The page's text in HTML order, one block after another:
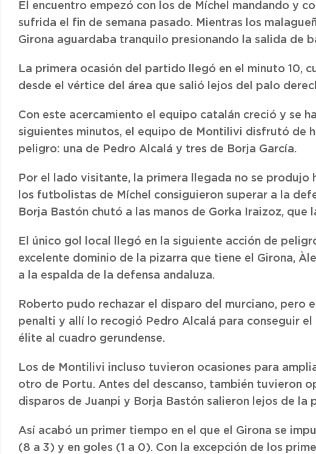
El encuentro empezó con los de Míchel mandando y
sufrida el fin de semana pasado. Mientras los
Girona aguardaba tranquilo presionando la salida de
La primera ocasión del partido llegó en el minuto 10,
desde el vértice del área que salió lejos del palo
Con este acercamiento el equipo catalán creció y se
siguientes minutos, el equipo de Montilivi disfrutó de
peligro: una de Pedro Alcalá y tres de Borja García.
Por el lado visitante, la primera llegada no se produjo
los futbolistas de Míchel consiguieron superar a la
Borja Bastón chutó a las manos de Gorka Iraizoz, que
El único gol local llegó en la siguiente acción de
excelente dominio de la pizarra que tiene el Girona,
a la espalda de la defensa andaluza.
Roberto pudo rechazar el disparo del murciano, pero
penalti y allí lo recogió Pedro Alcalá para conseguir
élite al cuadro gerundense.
Los de Montilivi incluso tuvieron ocasiones para
otro de Portu. Antes del descanso, también tuvieron
disparos de Juanpi y Borja Bastón salieron lejos de la
Así acabó un primer tiempo en el que el Girona se
(8 a 3) y en goles (1 a 0). Con la excepción de los